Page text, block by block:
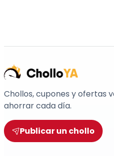
Chollos, cupones y ofertas
ahorrar cada día.
Publicar un chollo